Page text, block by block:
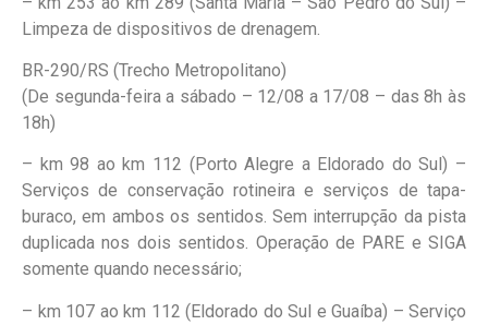
Limpeza de dispositivos de drenagem.
BR-290/RS (Trecho Metropolitano)
(De segunda-feira a sábado – 12/08 a 17/08 – das 8h às
18h)
– km 98 ao km 112 (Porto Alegre a Eldorado do Sul) –
Serviços de conservação rotineira e serviços de tapa-
buraco, em ambos os sentidos. Sem interrupção da pista
duplicada nos dois sentidos. Operação de PARE e SIGA
somente quando necessário;
– km 107 ao km 112 (Eldorado do Sul e Guaíba) – Serviço